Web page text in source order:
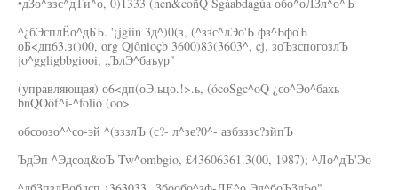
^¿бЭсплЁо^дБЪ. '¡jgiin 3д^)0(з, (^ззс^лЭо'Ь фз^ЬфоЪ
оБ<дп63.з()00, org Qjônioçb 3600)83(3603^, cj. зоЪзспогозлЪ
jo^ggligbbgiooi, „ЪлЭ^баъур"
(управляющая) о6<дп(оЭ.ьцо.!>.ь, (ócoSgc^oQ ¿со^Эо^бахь
bnQOôf^i-^folió (oo>
обсоозо^^со-эй ^(зззлЪ (с?- л^зе?0^- азбзззс?зйпЪ
ЪдЭп ^Эдсод&оЪ Tw^ombgio, £43606361.3(00, 1987); ^Ло^дЪ'Эо